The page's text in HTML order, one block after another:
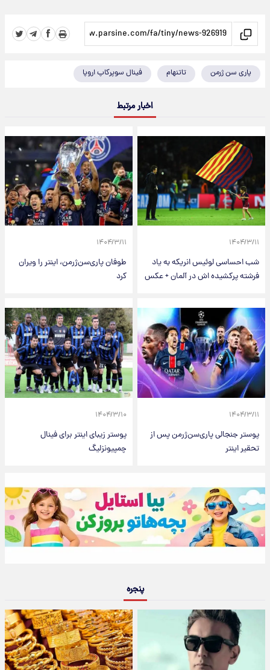
پاری سن ژرمن تاتنهام فینال سوپرکاپ اروپا
اخبار مرتبط
۱۴۰۴/۳/۱۱
شب احساسی لوئیس انریکه به یاد
فرشته پرکشیده اش در آلمان + عکس
۱۴۰۴/۳/۱۱
طوفان پاری‌سن‌ژرمن، اینتر را ویران
کرد
۱۴۰۴/۳/۱۱
پوستر جنجالی پاری‌سن‌ژرمن پس از
تحقیر اینتر
۱۴۰۴/۳/۱۰
پوستر زیبای اینتر برای فینال
چمپیونزلیگ
پنجره